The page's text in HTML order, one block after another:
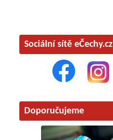
Sociální sítě eČechy.cz
Doporučujeme